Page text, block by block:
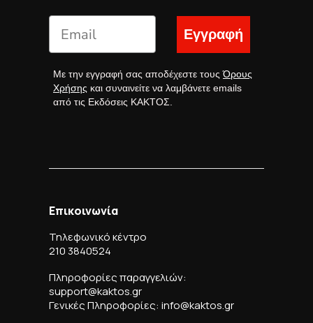
Εγγραφή
Με την εγγραφή σας αποδέχεστε τουςΌρους
Χρήσης και συναινείτε να λαμβάνετε emails
από τις Εκδόσεις ΚΑΚΤΟΣ.
Επικοινωνία
Τηλεφωνικό κέντρο
210 3840524
Πληροφορίες παραγγελιών:
support@kaktos.gr
Γενικές Πληροφορίες: info@kaktos.gr